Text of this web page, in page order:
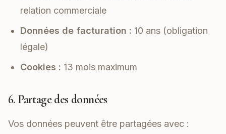
relation commerciale
Données de facturation : 10 ans (obligation
légale)
Cookies : 13 mois maximum
6. Partage des données
Vos données peuvent être partagées avec :